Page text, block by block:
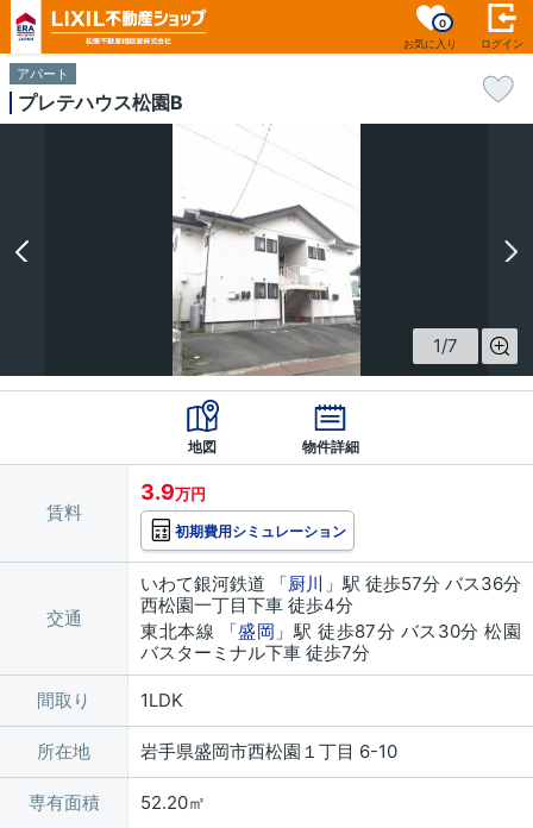
お気に入り
0
ログイン
アパート
プレテハウス松園B
1/7
地図 物件詳細
賃料
3.9万円
初期費用シミュレーション
交通
いわて銀河鉄道 「厨川 」駅 徒歩57分 バス36分
西松園一丁目下車 徒歩4分
東北本線 「盛岡 」駅 徒歩87分 バス30分 松園
バスターミナル下車 徒歩7分
間取り 1LDK
所在地 岩手県盛岡市西松園１丁目 6-10
専有面積 52.20㎡